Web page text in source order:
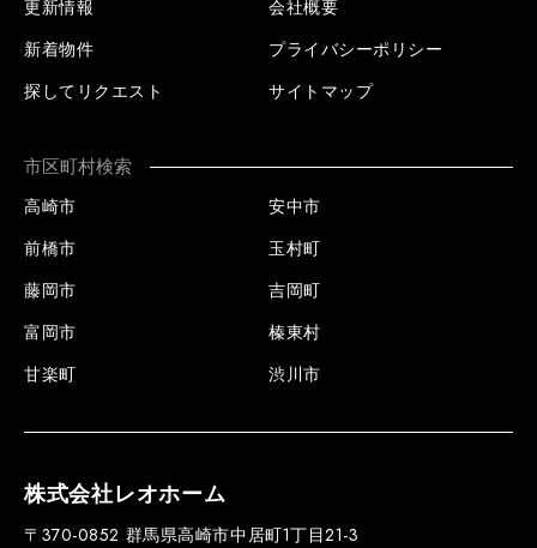
更新情報
新着物件
探してリクエスト
会社概要
プライバシーポリシー
サイトマップ
市区町村検索
高崎市
前橋市
藤岡市
富岡市
甘楽町
安中市
玉村町
吉岡町
榛東村
渋川市
株式会社レオホーム
〒370-0852 群馬県高崎市中居町1丁目21-3